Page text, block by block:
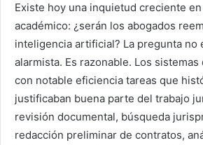
Existe hoy una inquietud creciente
académico: ¿serán los abogados
inteligencia artificial? La pregunta no
alarmista. Es razonable. Los sistemas
con notable eficiencia tareas que
justificaban buena parte del trabajo
revisión documental, búsqueda
redacción preliminar de contratos,